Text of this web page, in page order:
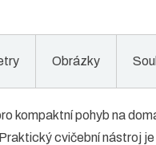
Obrázky
kompaktní pohyb na
cvičební nástroj